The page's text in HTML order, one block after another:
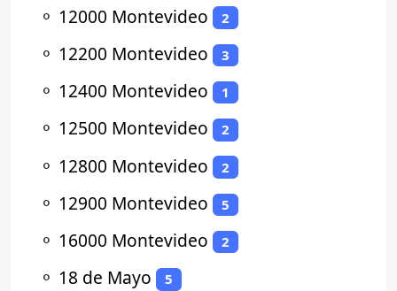
⚬ 12000 Montevideo 2
⚬ 12200 Montevideo 3
⚬ 12400 Montevideo 1
⚬ 12500 Montevideo 2
⚬ 12800 Montevideo 2
⚬ 12900 Montevideo 5
⚬ 16000 Montevideo 2
⚬ 18 de Mayo 5